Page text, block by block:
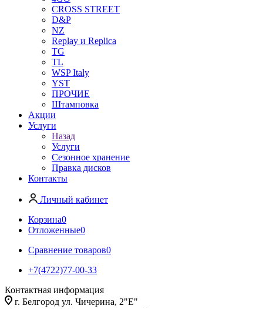
CROSS STREET
D&P
NZ
Replay и Replica
TG
TL
WSP Italy
YST
ПРОЧИЕ
Штамповка
Акции
Услуги
Назад
Услуги
Сезонное хранение
Правка дисков
Контакты
Личный кабинет
Корзина0
Отложенные0
Сравнение товаров0
+7(4722)77-00-33
Контактная информация
г. Белгород ул. Чичерина, 2"Е"